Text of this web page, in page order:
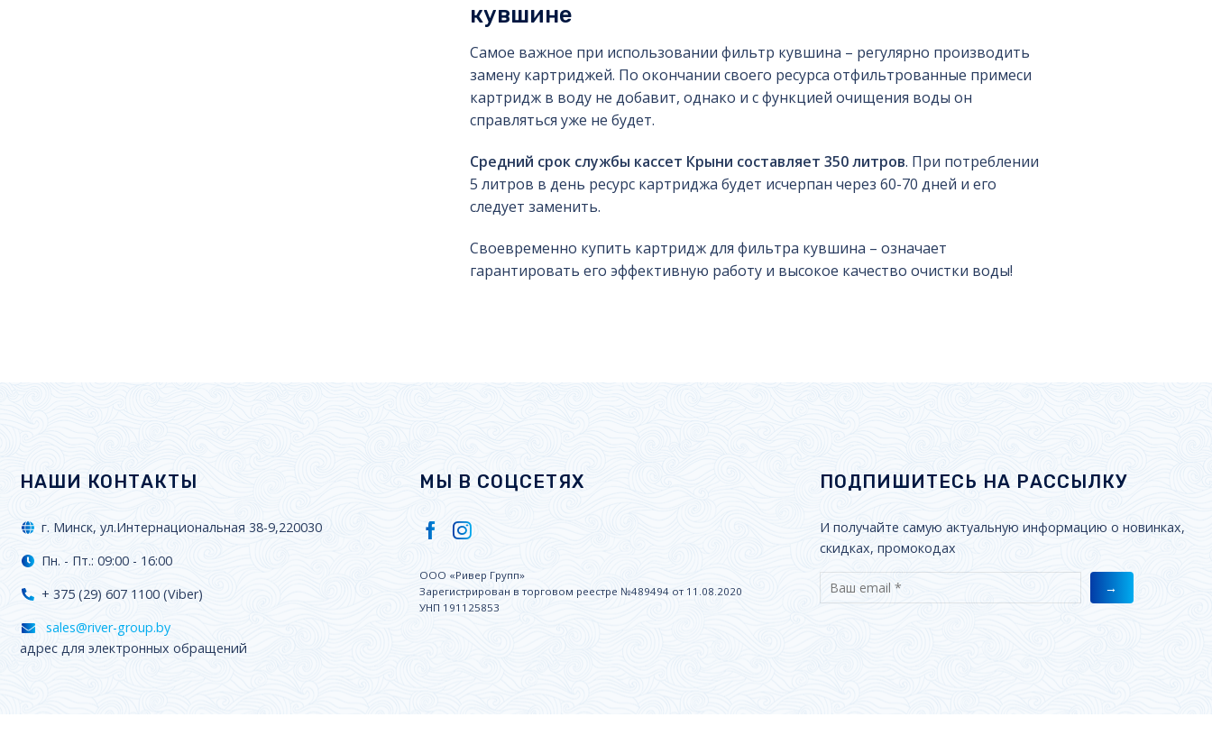
кувшине
Самое важное при использовании фильтр кувшина – регулярно производить
замену картриджей. По окончании своего ресурса отфильтрованные примеси
картридж в воду не добавит, однако и с функцией очищения воды он
справляться уже не будет.
Средний срок службы кассет Крыни составляет 350 литров. При потреблении
5 литров в день ресурс картриджа будет исчерпан через 60-70 дней и его
следует заменить.
Своевременно купить картридж для фильтра кувшина – означает
гарантировать его эффективную работу и высокое качество очистки воды!
НАШИ КОНТАКТЫ
г. Минск, ул.Интернациональная 38-9,220030
Пн. - Пт.: 09:00 - 16:00
+ 375 (29) 607 1100 (Viber)
sales@river-group.by
адрес для электронных обращений
МЫ В СОЦСЕТЯХ
ООО «Ривер Групп»
Зарегистрирован в торговом реестре №489494 от 11.08.2020
УНП 191125853
ПОДПИШИТЕСЬ НА РАССЫЛКУ
И получайте самую актуальную информацию о новинках,
скидках, промокодах